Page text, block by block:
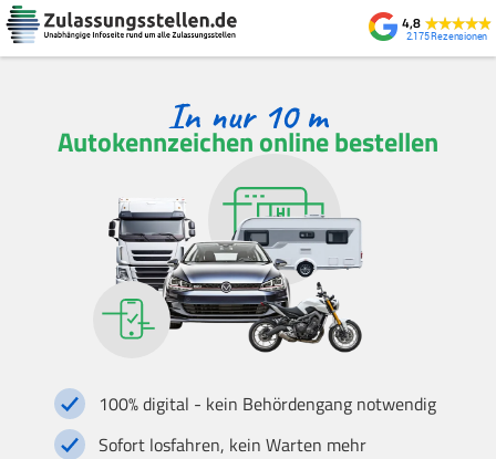
4,8
2.175
Autokennzeichen online bestellen
100% digital - kein Behördengang notwendig
Sofort losfahren, kein Warten mehr